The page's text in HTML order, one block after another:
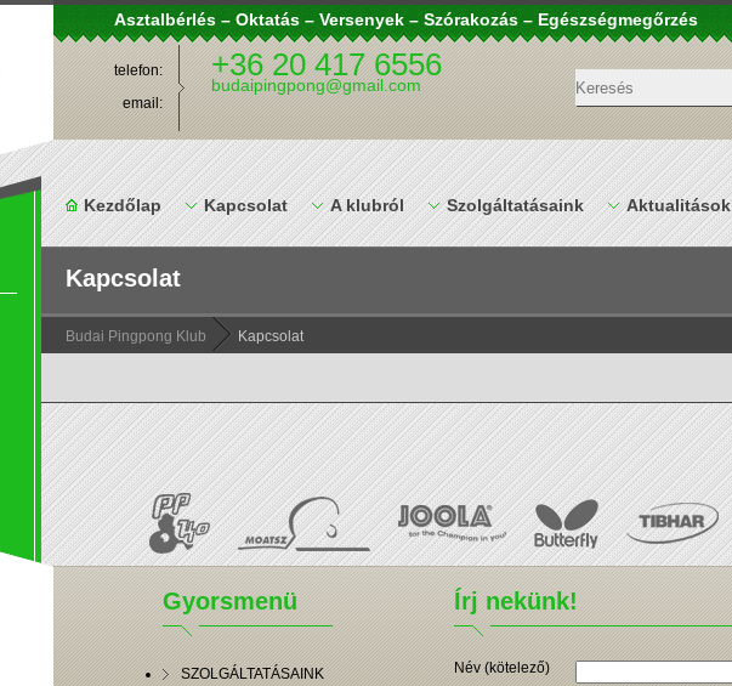
Asztalbérlés – Oktatás – Versenyek – Szórakozás – Egészségmegőrzés
telefon:
email:
+36 20 417 6556
budaipingpong@gmail.com
Kezdőlap Kapcsolat A klubról Szolgáltatásaink Aktualitások
Kapcsolat
Budai Pingpong Klub Kapcsolat
Írj nekünk!
Név (kötelező)
Gyorsmenü
SZOLGÁLTATÁSAINK